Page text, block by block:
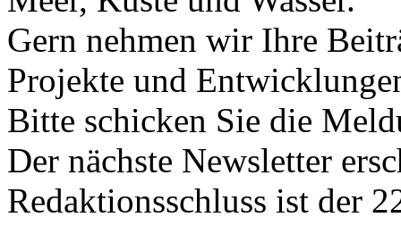
Gern nehmen wir Ihre
Projekte und
Bitte schicken Sie die
Der nächste Newsletter
Redaktionsschluss ist der